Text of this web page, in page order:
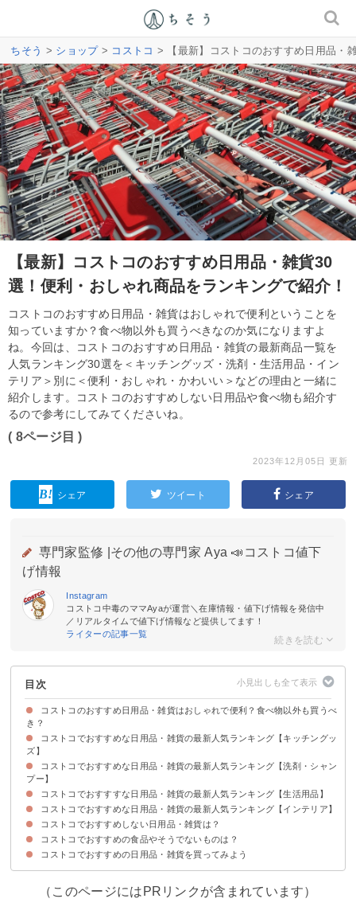
ちそう > ショップ> コストコ > 【最新】コストコのおすすめ日用品・
【最新】コストコのおすすめ日用品・雑貨30
選！便利・おしゃれ商品をランキングで紹介！
コストコのおすすめ日用品・雑貨はおしゃれで便利ということを
知っていますか？食べ物以外も買うべきなのか気になりますよ
ね。今回は、コストコのおすすめ日用品・雑貨の最新商品一覧を
人気ランキング30選を＜キッチングッズ・洗剤・生活用品・イン
テリア＞別に＜便利・おしゃれ・かわいい＞などの理由と一緒に
紹介します。コストコのおすすめしない日用品や食べ物も紹介す
るので参考にしてみてくださいね。
( 8ページ目 )
2023年12月05日 更新
シェア ツイート シェア
専門家監修 | その他の専門家 Aya 📣コストコ値下
げ情報
Instagram
コストコ中毒のママAyaが運営＼在庫情報・値下げ情報を発信中
／リアルタイムで値下げ情報など提供してます！
ライターの記事一覧
目次
コストコのおすすめ日用品・雑貨はおしゃれで便利？食べ物以外も買うべ
き？
コストコでおすすめな日用品・雑貨の最新人気ランキング【キッチングッ
ズ】
9位：イワキグラタン皿
8位：HARIO水出し茶 ボトルアンドピッチャーセット
7位：ジップロックアソート
6位：オーブンペーパー
5位： ジップロックバラエティーパック24ピースセット
4位：ランチカップセット
3位：カークランドスタンダードアルミホイル
2位： カークランドシグネチャーペーパータオル
1位：グラッドプレスンシール
コストコでおすすめな日用品・雑貨の最新人気ランキング【洗剤・シャン
プー】
7位：アバロン
6位：フィニッシュAllin1
5位：ドクターブロナー マジックソープバー
4位：スプレインウォッシュ
3位： ミューズノータッチ泡ハンドソープ
2位：H2O超電水アクアクリーン
1位：オキシクリーン
コストコでおすすすな日用品・雑貨の最新人気ランキング【生活用品】
8位：トイレクイックル
7位：ベビーワイプス赤ちゃん用おしりふき
6位：セタフィル保湿ローション
5位：ドクターブロナー オーガニックリップバームセット
4位：シルコットウェットティッシュノンアルコール除菌
3位：ジョーダン歯ブラシ8本セット
2位：ビオデルマ
1位：Scottショップタオル
コストコでおすすめな日用品・雑貨の最新人気ランキング【インテリア】
6位：GREENMADE 折り畳みコンテナ
5位：スノードームジンリキュールオレンジ＆ジンジャーブレッド
4位：EDIFICEキャスター付き3段収納ラック
3位：ガジュマル
2位：PATIO シトロネラキャンドル
1位：アイリスオーヤマ LED デスクライト
コストコでおすすめしない日用品・雑貨は？
①肌など体に合わない
②サイズが大きすぎる
コストコのおすすめしない日用品
コストコでおすすめの食品やそうでないものは？
コストコのおすすめ食品と買ってはいけないもの
コストコでおすすめの日用品・雑貨を買ってみよう
（このページにはPRリンクが含まれています）